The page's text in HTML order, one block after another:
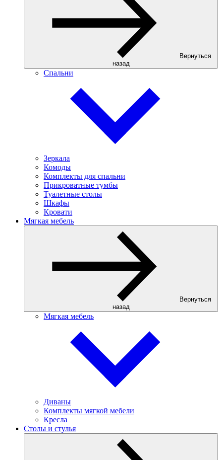
Вернуться
назад
Спальни
Зеркала
Комоды
Комплекты для спальни
Прикроватные тумбы
Туалетные столы
Шкафы
Кровати
Мягкая мебель
Вернуться
назад
Мягкая мебель
Диваны
Комплекты мягкой мебели
Кресла
Столы и стулья